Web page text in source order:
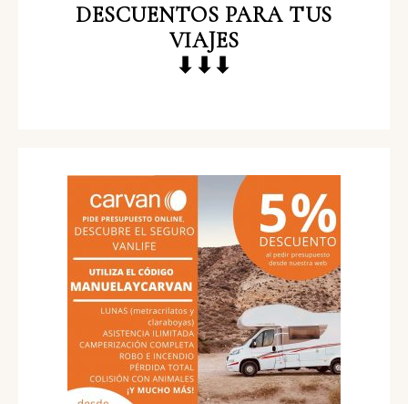
DESCUENTOS PARA TUS
VIAJES
⬇⬇⬇